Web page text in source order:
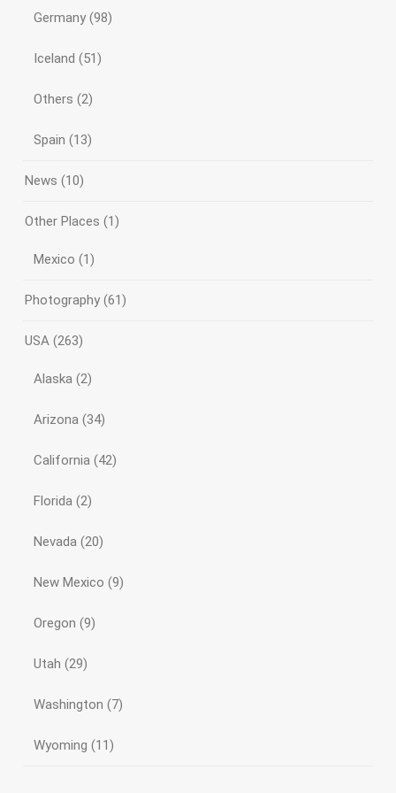
Germany (98)
Iceland (51)
Others (2)
Spain (13)
News (10)
Other Places (1)
Mexico (1)
Photography (61)
USA (263)
Alaska (2)
Arizona (34)
California (42)
Florida (2)
Nevada (20)
New Mexico (9)
Oregon (9)
Utah (29)
Washington (7)
Wyoming (11)